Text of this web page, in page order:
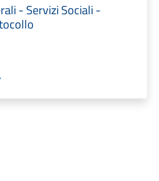
- Servizi Sociali -